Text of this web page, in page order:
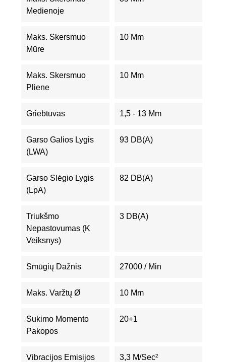
Medienoje
Maks. Skersmuo
Mūre
10 Mm
Maks. Skersmuo
Pliene
10 Mm
Griebtuvas 1,5 - 13 Mm
Garso Galios Lygis
(LWA)
93 DB(A)
Garso Slėgio Lygis
(LpA)
82 DB(A)
Triukšmo
Nepastovumas (K
Veiksnys)
3 DB(A)
Smūgių Dažnis 27000 / Min
Maks. Varžtų Ø 10 Mm
Sukimo Momento
Pakopos
20+1
Vibracijos Emisijos
3,3 M/sec²